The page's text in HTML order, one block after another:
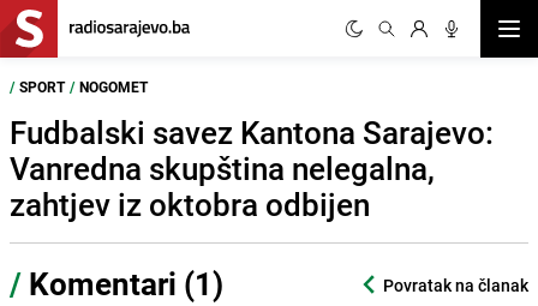
/ SPORT / NOGOMET
Fudbalski savez Kantona Sarajevo:
Vanredna skupština nelegalna,
zahtjev iz oktobra odbijen
/ Komentari (1) Povratak na članak